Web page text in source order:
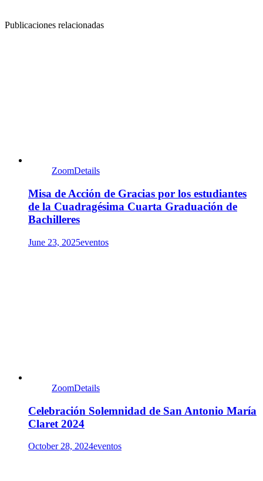
Publicaciones relacionadas
ZoomDetails
Misa de Acción de Gracias por los estudiantes
de la Cuadragésima Cuarta Graduación de
Bachilleres
June 23, 2025eventos
ZoomDetails
Celebración Solemnidad de San Antonio María
Claret 2024
October 28, 2024eventos